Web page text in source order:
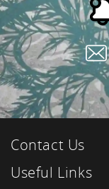
Contact Us
Useful Links